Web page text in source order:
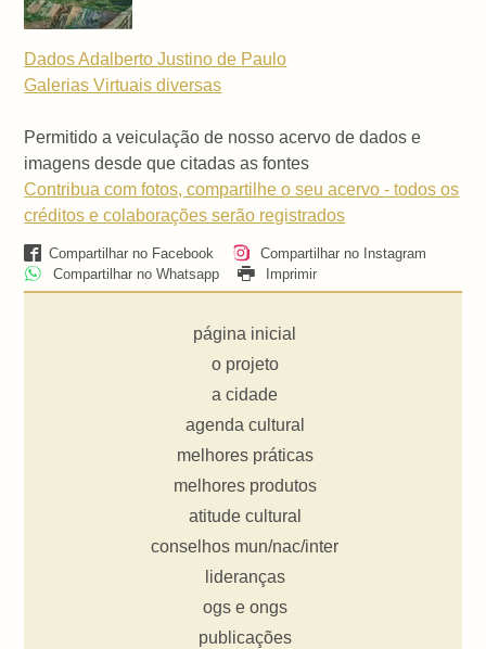
Dados Adalberto Justino de Paulo
Galerias Virtuaisdiversas
Permitido a veiculação de nosso acervo de dados e
imagens desde que citadas as fontes
Contribua com fotos, compartilhe o seu acervo - todos os
créditos e colaborações serão registrados
Compartilhar no Facebook
Compartilhar no Instagram
Compartilhar no Whatsapp
Imprimir
página inicial
o projeto
a cidade
agenda cultural
melhores práticas
melhores produtos
atitude cultural
conselhos mun/nac/inter
lideranças
ogs e ongs
publicações